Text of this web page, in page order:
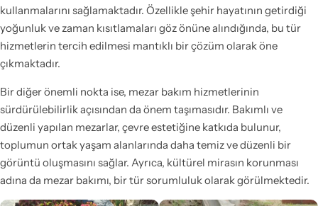
kullanmalarını sağlamaktadır. Özellikle şehir hayatının getirdiği
yoğunluk ve zaman kısıtlamaları göz önüne alındığında, bu tür
hizmetlerin tercih edilmesi mantıklı bir çözüm olarak öne
çıkmaktadır.
Bir diğer önemli nokta ise, mezar bakım hizmetlerinin
sürdürülebilirlik açısından da önem taşımasıdır. Bakımlı ve
düzenli yapılan mezarlar, çevre estetiğine katkıda bulunur,
toplumun ortak yaşam alanlarında daha temiz ve düzenli bir
görüntü oluşmasını sağlar. Ayrıca, kültürel mirasın korunması
adına da mezar bakımı, bir tür sorumluluk olarak görülmektedir.